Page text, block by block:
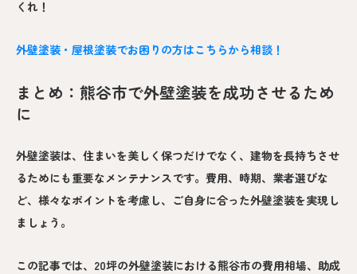
くれ！
外壁塗装・屋根塗装でお困りの方はこちらから相談！
まとめ：熊谷市で外壁塗装を成功させるため
に
外壁塗装は、住まいを美しく保つだけでなく、建物を長持ちさせ
るためにも重要なメンテナンスです。費用、時期、業者選びな
ど、様々なポイントを考慮し、ご自身に合った外壁塗装を実現し
ましょう。
この記事では、20坪の外壁塗装における熊谷市の費用相場、助成